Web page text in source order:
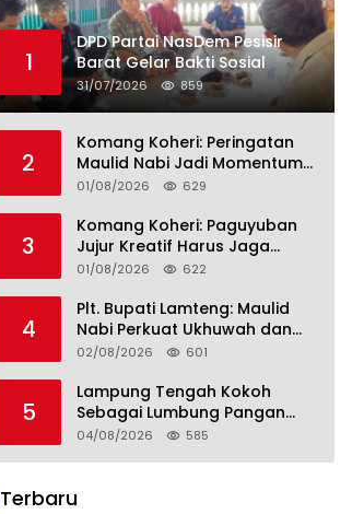
1
DPD Partai NasDem Pesisir
Barat Gelar Bakti Sosial
31/07/2026 859
2
Komang Koheri: Peringatan
Maulid Nabi Jadi Momentum
Perkuat Ukhuwah Umat di
01/08/2026 629
3
Komang Koheri: Paguyuban
Jujur Kreatif Harus Jaga
Persatuan untuk Kemajuan
01/08/2026 622
4
Plt. Bupati Lamteng: Maulid
Nabi Perkuat Ukhuwah dan
Jaga Kerukunan Umat
02/08/2026 601
5
Lampung Tengah Kokoh
Sebagai Lumbung Pangan
dan Kekuatan Perkebunan
Fondasi Menuju Indonesia
04/08/2026 585
Terbaru